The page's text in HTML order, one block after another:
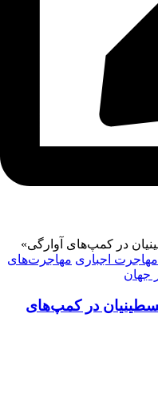
مهاجرت اجباری مهاجرت‌های
جهان
در کمپ‌های